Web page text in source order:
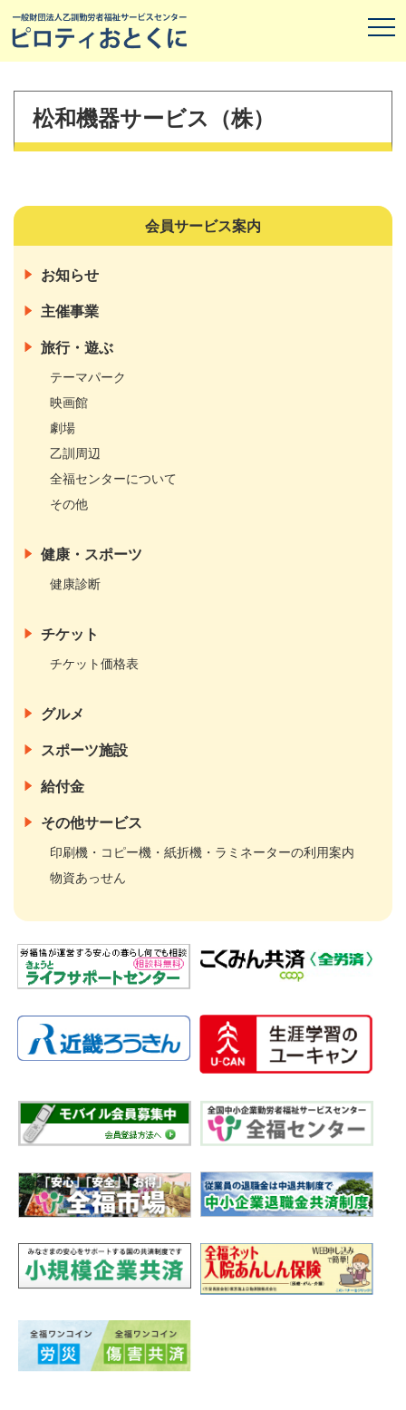
松和機器サービス（株）
会員サービス案内
お知らせ
主催事業
旅行・遊ぶ
テーマパーク
映画館
劇場
乙訓周辺
全福センターについて
その他
健康・スポーツ
健康診断
チケット
チケット価格表
グルメ
スポーツ施設
給付金
その他サービス
印刷機・コピー機・紙折機・ラミネーターの利用案内
物資あっせん